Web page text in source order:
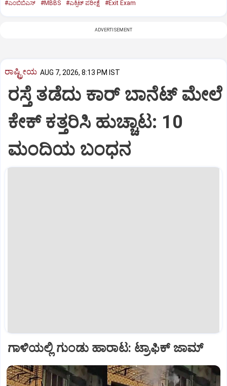
#ಎಂಬಿಬಿಎಸ್‌ #MBBS #ಎಕ್ಸಿಟ್‌ ಪರೀಕ್ಷೆ #Exit Exam
ADVERTISEMENT
ರಾಷ್ಟ್ರೀಯ AUG 7, 2026, 8:13 PM IST
ರಸ್ತೆ ತಡೆದು ಕಾರ್ ಬಾನೆಟ್ ಮೇಲೆ
ಕೇಕ್ ಕತ್ತರಿಸಿ ಹುಚ್ಚಾಟ: 10
ಮಂದಿಯ ಬಂಧನ
ಗಾಳಿಯಲ್ಲಿ ಗುಂಡು ಹಾರಾಟ: ಟ್ರಾಫಿಕ್‌ ಜಾಮ್